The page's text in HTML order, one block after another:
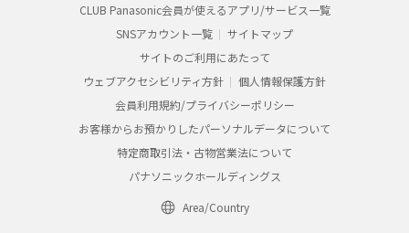
CLUB Panasonic会員が使えるアプリ/サービス一覧
SNSアカウント一覧
サイトマップ
サイトのご利用にあたって
ウェブアクセシビリティ方針
個人情報保護方針
会員利用規約/プライバシーポリシー
お客様からお預かりしたパーソナルデータについて
特定商取引法・古物営業法について
パナソニックホールディングス
Area/Country